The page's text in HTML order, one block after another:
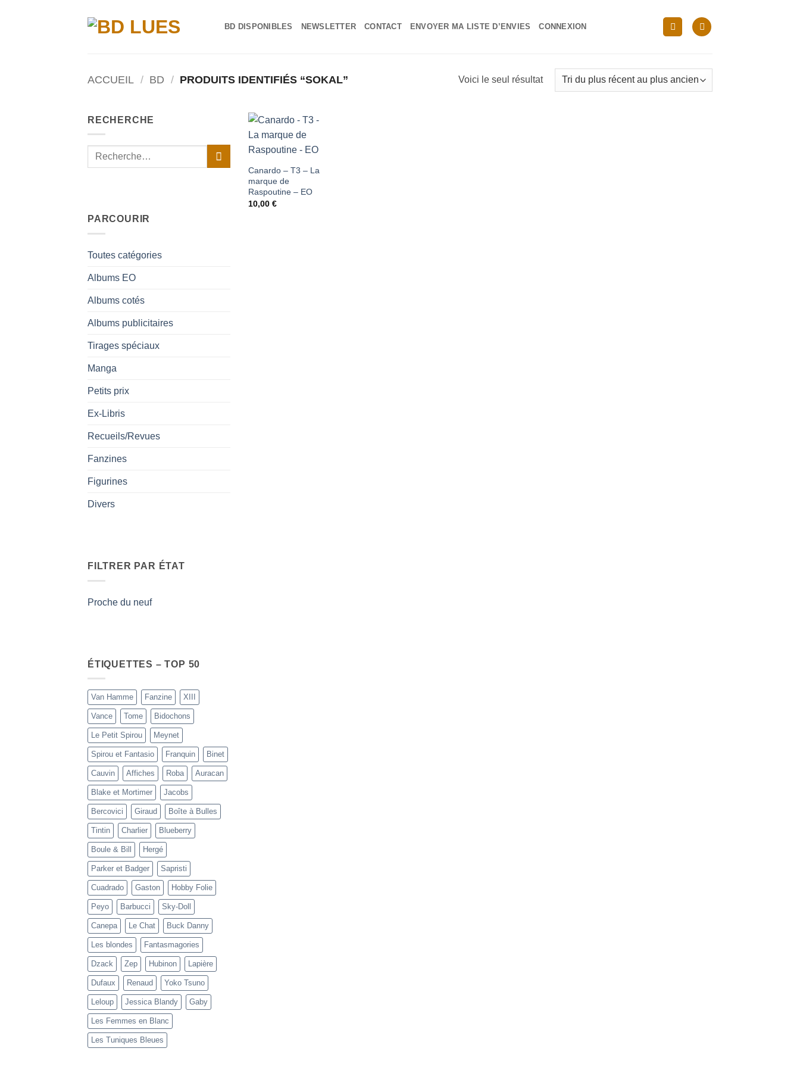
BD DISPONIBLES NEWSLETTER CONTACT ENVOYER MA LISTE D’ENVIES CONNEXION
ACCUEIL / BD / PRODUITS IDENTIFIÉS “SOKAL” Voici le seul résultat
RECHERCHE
Recherche
PARCOURIR
Toutes catégories
Albums EO
Albums cotés
Albums publicitaires
Tirages spéciaux
Manga
Petits prix
Ex-Libris
Recueils/Revues
Fanzines
Figurines
Divers
FILTRER PAR ÉTAT
Proche du neuf
ÉTIQUETTES – TOP 50
Van Hamme Fanzine XIII
Vance Tome Bidochons
Le Petit Spirou Meynet
Spirou et Fantasio Franquin Binet
Cauvin Affiches Roba Auracan
Blake et Mortimer Jacobs
Bercovici Giraud Boîte à Bulles
Tintin Charlier Blueberry
Boule & Bill Hergé
Parker et Badger Sapristi
Cuadrado Gaston Hobby Folie
Peyo Barbucci Sky-Doll
Canepa Le Chat Buck Danny
Les blondes Fantasmagories
Dzack Zep Hubinon Lapière
Dufaux Renaud Yoko Tsuno
Leloup Jessica Blandy Gaby
Les Femmes en Blanc
Les Tuniques Bleues
Ajouter
liste
d'envies
Canardo – T3 – La
marque de
Raspoutine – EO
10,00 €